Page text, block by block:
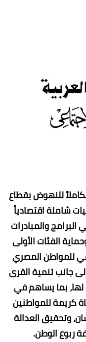
للنهوض بقطاع
شاملة اقتصادياً
والمبادرات
الفئات الأولى
للمواطن المصري
جانب تنمية القرى
لها، بما يساهم في
كريمة للمواطنين
وتحقيق العدالة
ربوع الوطن.